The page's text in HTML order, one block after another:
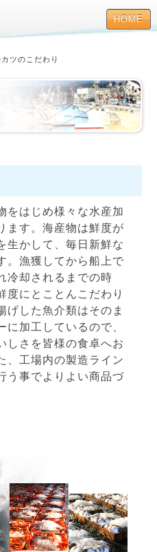
HOME
ツのこだわり
をはじめ様々な水産加
ます。海産物は鮮度が
生かして、毎日新鮮な
。漁獲してから船上で
冷却されるまでの時
度にとことんこだわり
げした魚介類はそのま
に加工しているので、
しさを皆様の食卓へお
、工場内の製造ライン
う事でよりよい商品づ